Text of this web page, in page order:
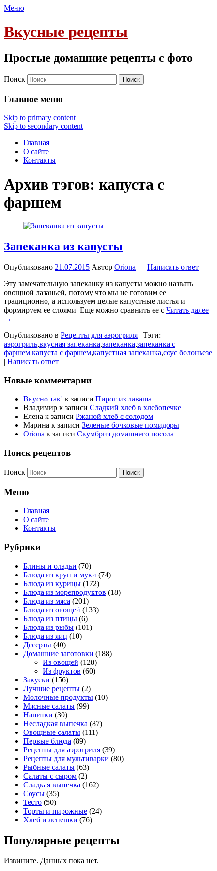
Меню
Вкусные рецепты
Простые домашние рецепты с фото
Поиск
Главное меню
Skip to primary content
Skip to secondary content
Главная
О сайте
Контакты
Архив тэгов: капуста с
фаршем
Запеканка из капусты
Опубликовано 21.07.2015 Автор Oriona — Написать ответ
Эту замечательную запеканку из капусты можно назвать
овощной лазаньей, потому что мы не готовим ее
традиционно, а используем целые капустные листья и
формируем ее слоями. Еще можно сравнить ее с Читать далее
→
Опубликовано в Рецепты для аэрогриля | Тэги:
аэрогриль,вкусная запеканка,запеканка,запеканка с
фаршем,капуста с фаршем,капустная запеканка,соус болоньезе
| Написать ответ
Новые комментарии
Вкусно так! к записи Пирог из лаваша
Владимир к записи Сладкий хлеб в хлебопечке
Елена к записи Ржаной хлеб с солодом
Марина к записи Зеленые бочковые помидоры
Oriona к записи Скумбрия домашнего посола
Поиск рецептов
Поиск
Меню
Главная
О сайте
Контакты
Рубрики
Блины и оладьи (70)
Блюда из круп и муки (74)
Блюда из курицы (172)
Блюда из морепродуктов (18)
Блюда из мяса (201)
Блюда из овощей (133)
Блюда из птицы (6)
Блюда из рыбы (101)
Блюда из яиц (10)
Десерты (40)
Домашние заготовки (188)
Из овощей (128)
Из фруктов (60)
Закуски (156)
Лучшие рецепты (2)
Молочные продукты (10)
Мясные салаты (99)
Напитки (30)
Несладкая выпечка (87)
Овощные салаты (111)
Первые блюда (89)
Рецепты для аэрогриля (39)
Рецепты для мультиварки (80)
Рыбные салаты (63)
Салаты с сыром (2)
Сладкая выпечка (162)
Соусы (35)
Тесто (50)
Торты и пирожные (24)
Хлеб и лепешки (76)
Популярные рецепты
Извините. Данных пока нет.